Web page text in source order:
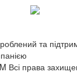
та
Всі права